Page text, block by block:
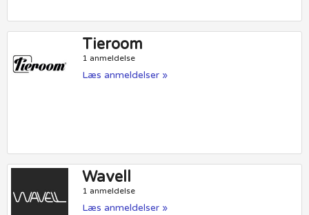
Tieroom
1 anmeldelse
Læs anmeldelser »
Wavell
1 anmeldelse
Læs anmeldelser »